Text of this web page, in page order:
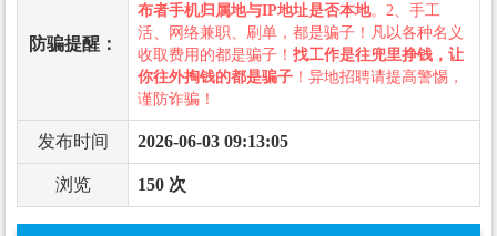
防骗提醒：
布者手机归属地与IP地址是否本地。2、手工
活、网络兼职、刷单，都是骗子！凡以各种名义
收取费用的都是骗子！ 找工作是往兜里挣钱，让
你往外掏钱的都是骗子 ！异地招聘请提高警惕，
谨防诈骗！
发布时间 2026-06-03 09:13:05
浏览 150 次